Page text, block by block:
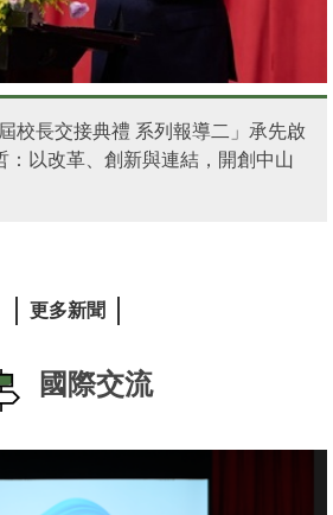
校長交接典禮 系列報導二」承先啟
以改革、創新與連結，開創中山
更多新聞
國際交流